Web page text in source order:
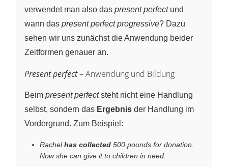
verwendet man also das present perfectund
wann das present perfect progressive? Dazu
sehen wir uns zunächst die Anwendung beider
Zeitformen genauer an.
Present perfect– Anwendung und Bildung
Beim present perfectsteht nicht eine Handlung
selbst, sondern das Ergebnis der Handlung im
Vordergrund. Zum Beispiel:
Rachelhas collected 500 pounds for donation.
Now she can give it to children in need.